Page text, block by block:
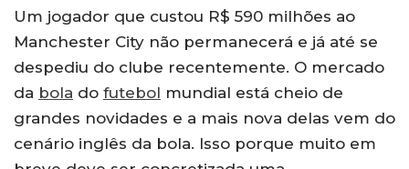
Um jogador que custou R$ 590 milhões ao
Manchester City não permanecerá e já até se
despediu do clube recentemente. O mercado
da bola do futebol mundial está cheio de
grandes novidades e a mais nova delas vem do
cenário inglês da bola. Isso porque muito em